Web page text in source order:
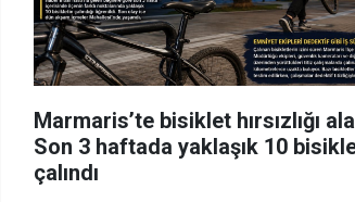
Marmaris’te bisiklet hırsızlığı
Son 3 haftada yaklaşık 10
çalındı